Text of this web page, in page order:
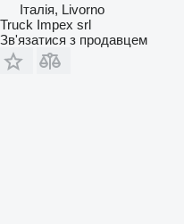
Італія, Livorno
Truck Impex srl
Зв'язатися з продавцем